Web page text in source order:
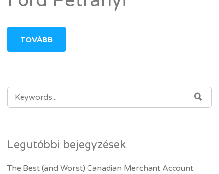
TOVÁBB
SEARCH FOR:
Legutóbbi bejegyzések
The Best (and Worst) Canadian Merchant Account